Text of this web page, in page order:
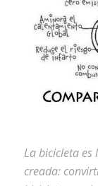
La bicicleta
creada: